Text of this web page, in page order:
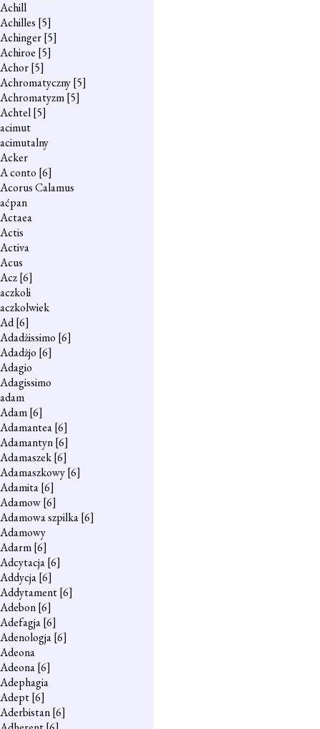
Achill
Achilles [5]
Achinger[5]
Achiroe [5]
Achor[5]
Achromatyczny[5]
Achromatyzm[5]
Achtel[5]
acimut
acimutalny
Acker
A conto [6]
Acorus Calamus
aćpan
Actaea
Actis
Activa
Acus
Acz[6]
aczkoli
aczkolwiek
Ad[6]
Adadżissimo [6]
Adadżjo [6]
Adagio
Adagissimo
adam
Adam[6]
Adamantea[6]
Adamantyn[6]
Adamaszek[6]
Adamaszkowy[6]
Adamita[6]
Adamow[6]
Adamowa szpilka[6]
Adamowy
Adarm[6]
Adcytacja[6]
Addycja[6]
Addytament[6]
Adebon[6]
Adefagja[6]
Adenologja[6]
Adeona
Adeona[6]
Adephagia
Adept[6]
Aderbistan[6]